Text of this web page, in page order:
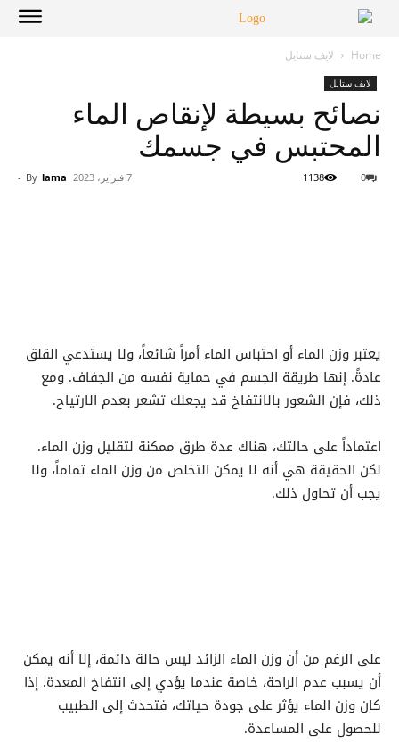
Home لايف ستايل
لايف ستايل
نصائح بسيطة لإنقاص الماء
المحتبس في جسمك
By lama
- 7 فبراير، 2023 0
1138
يعتبر وزن الماء أو احتباس الماء أمراً شائعاً، ولا يستدعي القلق
عادةً. إنها طريقة الجسم في حماية نفسه من الجفاف. ومع
ذلك، فإن الشعور بالانتفاخ قد يجعلك تشعر بعدم الارتياح.
اعتماداً على حالتك، هناك عدة طرق ممكنة لتقليل وزن الماء.
لكن الحقيقة هي أنه لا يمكن التخلص من وزن الماء تماماً، ولا
يجب أن تحاول ذلك.
على الرغم من أن وزن الماء الزائد ليس حالة دائمة، إلا أنه يمكن
أن يسبب عدم الراحة، خاصة عندما يؤدي إلى انتفاخ المعدة. إذا
كان وزن الماء يؤثر على جودة حياتك، فتحدث إلى الطبيب
للحصول على المساعدة.